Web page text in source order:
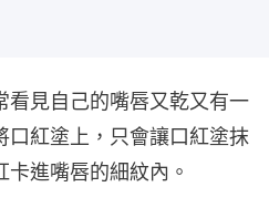
看見自己的嘴唇又乾又有一
口紅塗上，只會讓口紅塗抹
進嘴唇的細紋內。